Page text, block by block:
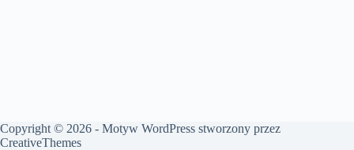
Copyright © 2026 - Motyw WordPress stworzony przez
CreativeThemes